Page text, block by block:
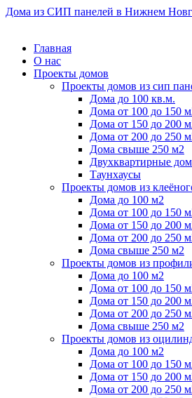
Дома из СИП панелей в Нижнем
Главная
О нас
Проекты домов
Проекты домов из сип
Дома до 100 кв.м.
Дома от 100 до 150
Дома от 150 до 200
Дома от 200 до 250
Дома свыше 250 м2
Двухквартирные
Таунхаусы
Проекты домов из
Дома до 100 м2
Дома от 100 до 150
Дома от 150 до 200
Дома от 200 до 250
Дома свыше 250 м2
Проекты домов из
Дома до 100 м2
Дома от 100 до 150
Дома от 150 до 200
Дома от 200 до 250
Дома свыше 250 м2
Проекты домов из
Дома до 100 м2
Дома от 100 до 150
Дома от 150 до 200
Дома от 200 до 250